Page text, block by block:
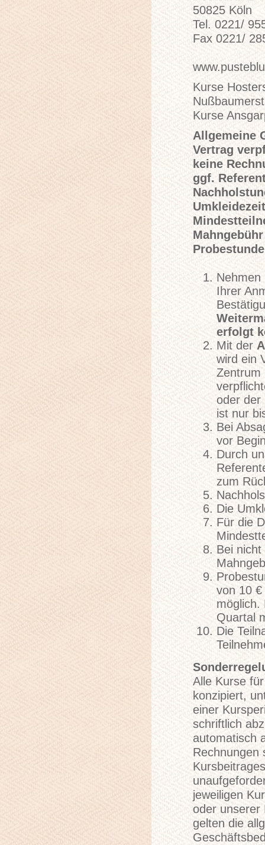
50825 Köln
Tel. 0221/
Fax 0221/
Kurse
Kurse
Allgemeine
Vertrag
keine
ggf.
Nehmen
Ihrer
erfolgt
Mit der
wird ein
Zentrum
oder der
ist nur
Bei
vor
Durch
zum
Die
Für die
Bei
von 10 €
möglich.
Quartal
Die
Alle Kurse
konzipiert,
einer
schriftlich
automatisch
Rechnungen
jeweiligen
oder unserer
gelten die